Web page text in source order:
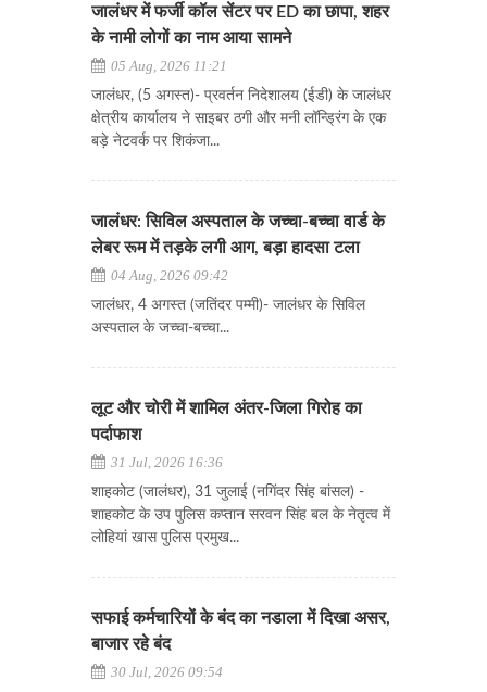
जालंधर में फर्जी कॉल सेंटर पर ED का छापा, शहर
के नामी लोगों का नाम आया सामने
05 Aug, 2026 11:21
जालंधर, (5 अगस्त)- प्रवर्तन निदेशालय (ईडी) के जालंधर
क्षेत्रीय कार्यालय ने साइबर ठगी और मनी लॉन्ड्रिंग के एक
बड़े नेटवर्क पर शिकंजा...
जालंधर: सिविल अस्पताल के जच्चा-बच्चा वार्ड के
लेबर रूम में तड़के लगी आग, बड़ा हादसा टला
04 Aug, 2026 09:42
जालंधर, 4 अगस्त (जतिंदर पम्मी)- जालंधर के सिविल
अस्पताल के जच्चा-बच्चा...
लूट और चोरी में शामिल अंतर-जिला गिरोह का
पर्दाफाश
31 Jul, 2026 16:36
शाहकोट (जालंधर), 31 जुलाई (नगिंदर सिंह बांसल) -
शाहकोट के उप पुलिस कप्तान सरवन सिंह बल के नेतृत्व में
लोहियां खास पुलिस प्रमुख...
सफाई कर्मचारियों के बंद का नडाला में दिखा असर,
बाजार रहे बंद
30 Jul, 2026 09:54